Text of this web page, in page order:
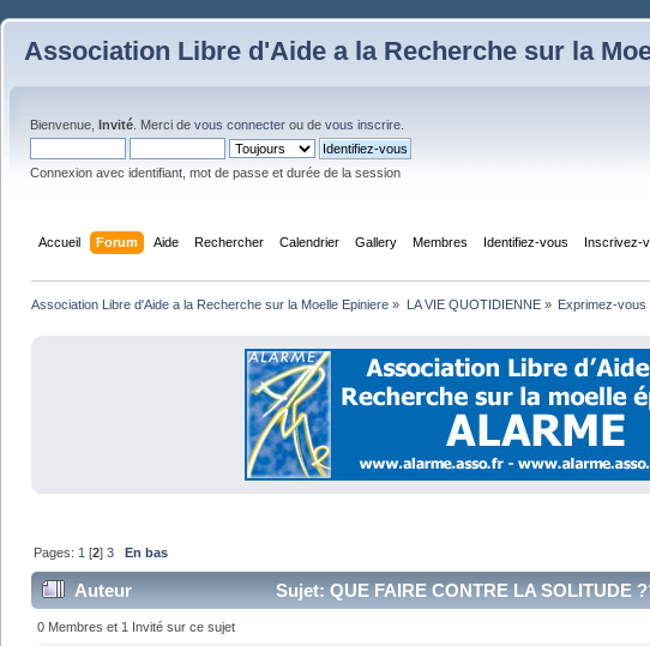
Association Libre d'Aide a la Recherche sur la
Bienvenue, Invité . Merci de vous connecter ou de vous inscrire
Connexion avec identifiant, mot de passe et durée de la session
Accueil Forum Aide Rechercher Calendrier Gallery Membres Identifiez-vous Inscrivez-
Association Libre d'Aide a la Recherche sur la Moelle Epiniere » LA VIE QUOTIDIENNE» Exprimez-vous
Pages: 1 [2]3 En bas
Auteur Sujet: QUE FAIRE CONTRE LA SOLITUDE
0 Membres et 1 Invité sur ce sujet